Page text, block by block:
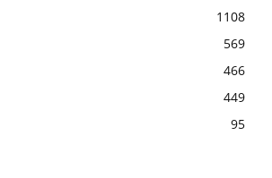
1108
569
466
449
95